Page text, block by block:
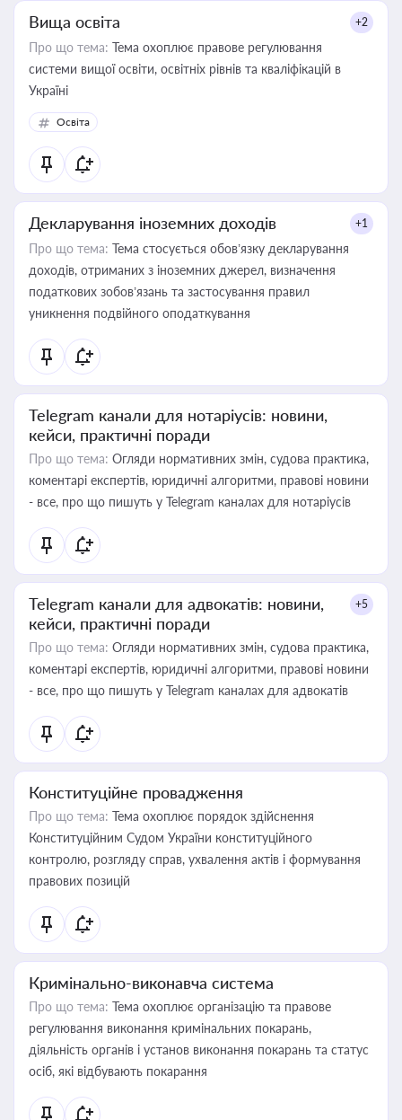
Вища освіта +2
Про що тема: Тема охоплює правове регулювання
системи вищої освіти, освітніх рівнів та кваліфікацій в
Україні
Освіта
Декларування іноземних доходів +1
Про що тема: Тема стосується обов’язку декларування
доходів, отриманих з іноземних джерел, визначення
податкових зобов’язань та застосування правил
уникнення подвійного оподаткування
Telegram канали для нотаріусів: новини,
кейси, практичні поради
Про що тема: Огляди нормативних змін, судова практика,
коментарі експертів, юридичні алгоритми, правові новини
- все, про що пишуть у Telegram каналах для нотаріусів
Telegram канали для адвокатів: новини,
кейси, практичні поради
+5
Про що тема: Огляди нормативних змін, судова практика,
коментарі експертів, юридичні алгоритми, правові новини
- все, про що пишуть у Telegram каналах для адвокатів
Конституційне провадження
Про що тема: Тема охоплює порядок здійснення
Конституційним Судом України конституційного
контролю, розгляду справ, ухвалення актів і формування
правових позицій
Кримінально-виконавча система
Про що тема: Тема охоплює організацію та правове
регулювання виконання кримінальних покарань,
діяльність органів і установ виконання покарань та статус
осіб, які відбувають покарання